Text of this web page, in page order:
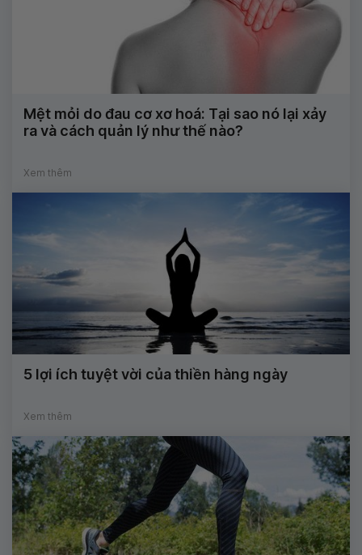
Mệt mỏi do đau cơ xơ hoá: Tại sao nó lại xảy
ra và cách quản lý như thế nào?
Xem thêm
5 lợi ích tuyệt vời của thiền hàng ngày
Xem thêm